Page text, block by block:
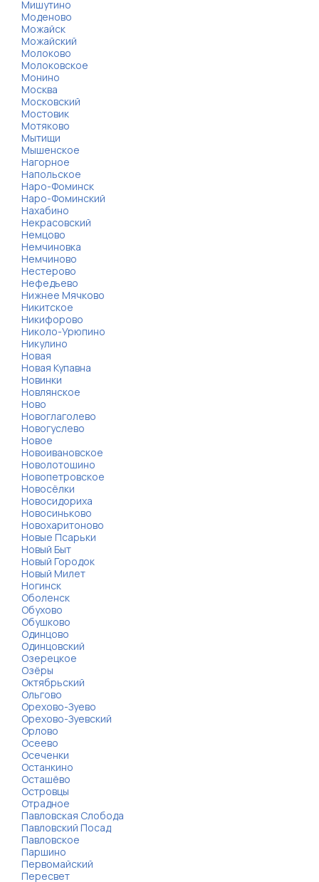
Мишутино
Моденово
Можайск
Можайский
Молоково
Молоковское
Монино
Москва
Московский
Мостовик
Мотяково
Мытищи
Мышенское
Нагорное
Напольское
Наро-Фоминск
Наро-Фоминский
Нахабино
Некрасовский
Немцово
Немчиновка
Немчиново
Нестерово
Нефедьево
Нижнее Мячково
Никитское
Никифорово
Николо-Урюпино
Никулино
Новая
Новая Купавна
Новинки
Новлянское
Ново
Новоглаголево
Новогуслево
Новое
Новоивановское
Новолотошино
Новопетровское
Новосёлки
Новосидориха
Новосиньково
Новохаритоново
Новые Псарьки
Новый Быт
Новый Городок
Новый Милет
Ногинск
Оболенск
Обухово
Обушково
Одинцово
Одинцовский
Озерецкое
Озёры
Октябрьский
Ольгово
Орехово-Зуево
Орехово-Зуевский
Орлово
Осеево
Осеченки
Останкино
Осташёво
Островцы
Отрадное
Павловская Слобода
Павловский Посад
Павловское
Паршино
Первомайский
Пересвет